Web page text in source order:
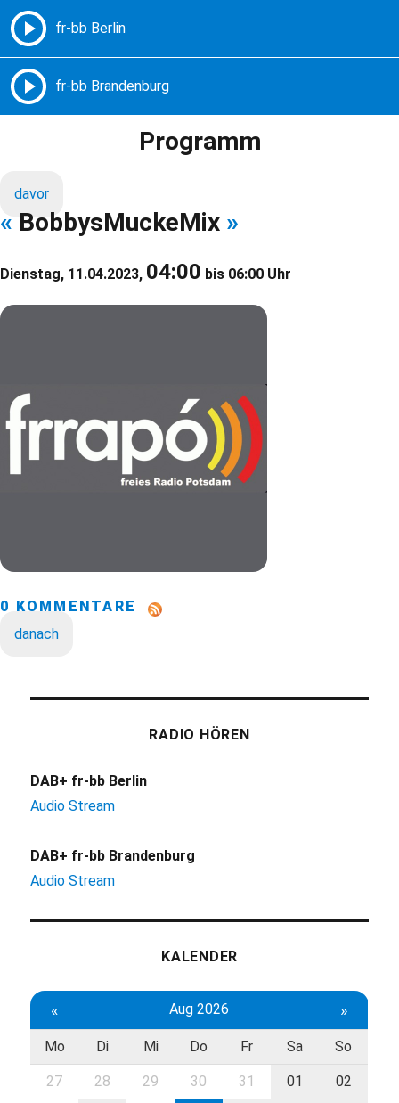
Freie Radios – Berlin Brandenburg
Programm
davor
« BobbysMuckeMix »
Dienstag, 11.04.2023, 04:00 bis 06:00 Uhr
0 KOMMENTARE
danach
RADIO HÖREN
DAB+ fr-bb Berlin
Audio Stream
DAB+ fr-bb Brandenburg
Audio Stream
KALENDER
« Aug 2026 »
Mo Di Mi Do Fr Sa So
27 28 29 30 31 01 02